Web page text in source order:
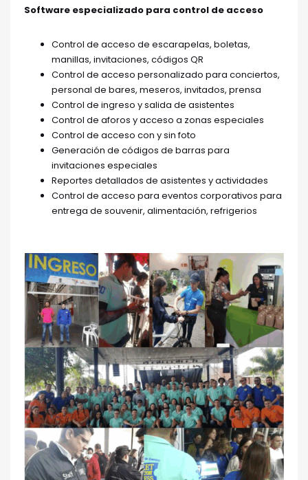
Software especializado para control de acceso
Control de acceso de escarapelas, boletas,
manillas, invitaciones, códigos QR
Control de acceso personalizado para conciertos,
personal de bares, meseros, invitados, prensa
Control de ingreso y salida de asistentes
Control de aforos y acceso a zonas especiales
Control de acceso con y sin foto
Generación de códigos de barras para
invitaciones especiales
Reportes detallados de asistentes y actividades
Control de acceso para eventos corporativos para
entrega de souvenir, alimentación, refrigerios